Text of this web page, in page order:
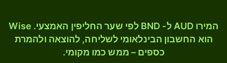
המירו AUD ל- BND לפי שער החליפין האמצעי. Wise
הוא החשבון הבינלאומי לשליחה, להוצאה ולהמרת
כספים – ממש כמו מקומי.